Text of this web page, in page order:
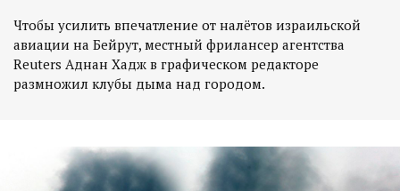
Чтобы усилить впечатление от налётов израильской
авиации на Бейрут, местный фрилансер агентства
Reuters Аднан Хадж в графическом редакторе
размножил клубы дыма над городом.